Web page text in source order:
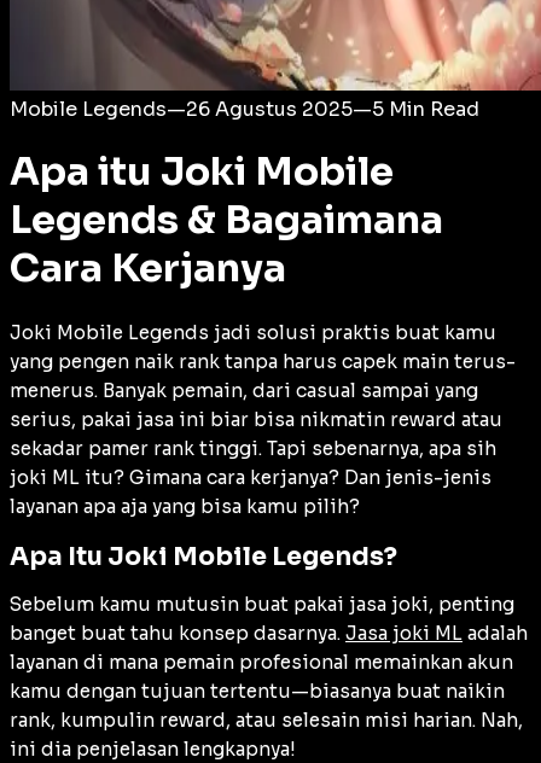
Mobile Legends—26 Agustus 2025—5 Min Read
Apa itu Joki Mobile
Legends & Bagaimana
Cara Kerjanya
Joki Mobile Legends jadi solusi praktis buat kamu
yang pengen naik rank tanpa harus capek main terus-
menerus. Banyak pemain, dari casual sampai yang
serius, pakai jasa ini biar bisa nikmatin reward atau
sekadar pamer rank tinggi. Tapi sebenarnya, apa sih
joki ML itu? Gimana cara kerjanya? Dan jenis-jenis
layanan apa aja yang bisa kamu pilih?
Apa Itu Joki Mobile Legends?
Sebelum kamu mutusin buat pakai jasa joki, penting
banget buat tahu konsep dasarnya. Jasa joki ML adalah
layanan di mana pemain profesional memainkan akun
kamu dengan tujuan tertentu—biasanya buat naikin
rank, kumpulin reward, atau selesain misi harian. Nah,
ini dia penjelasan lengkapnya!